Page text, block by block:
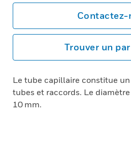
Contactez-
Trouver un
Le tube capillaire constitue un
tubes et raccords. Le
10 mm.